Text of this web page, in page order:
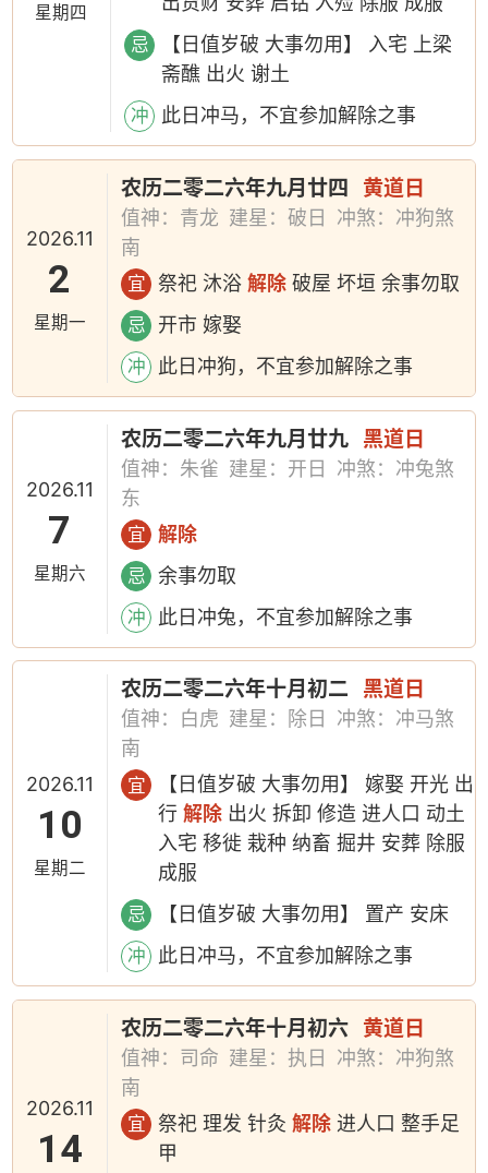
星期四
忌
【日值岁破 大事勿用】 入宅 上梁
斋醮 出火 谢土
冲 此日冲马，不宜参加解除之事
2026.11
2
星期一
农历二零二六年九月廿四 黄道日
值神：青龙 建星：破日
冲煞：冲狗煞
南
宜 祭祀 沐浴解除 破屋 坏垣 余事勿取
忌 开市 嫁娶
冲 此日冲狗，不宜参加解除之事
2026.11
7
星期六
农历二零二六年九月廿九 黑道日
值神：朱雀 建星：开日
冲煞：冲兔煞
东
宜 解除
忌 余事勿取
冲 此日冲兔，不宜参加解除之事
2026.11
10
星期二
农历二零二六年十月初二 黑道日
值神：白虎 建星：除日
冲煞：冲马煞
南
宜
【日值岁破 大事勿用】 嫁娶 开光 出
行解除 出火 拆卸 修造 进人口 动土
入宅 移徙 栽种 纳畜 掘井 安葬 除服
成服
忌 【日值岁破 大事勿用】 置产 安床
冲 此日冲马，不宜参加解除之事
2026.11
14
农历二零二六年十月初六 黄道日
值神：司命 建星：执日
冲煞：冲狗煞
南
宜 祭祀 理发 针灸解除 进人口 整手足
甲